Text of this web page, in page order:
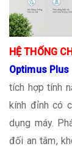
HỆ THỐNG
Optimus Plus
tích hợp tính
kính đỉnh có
dụng máy.
đối an tâm,